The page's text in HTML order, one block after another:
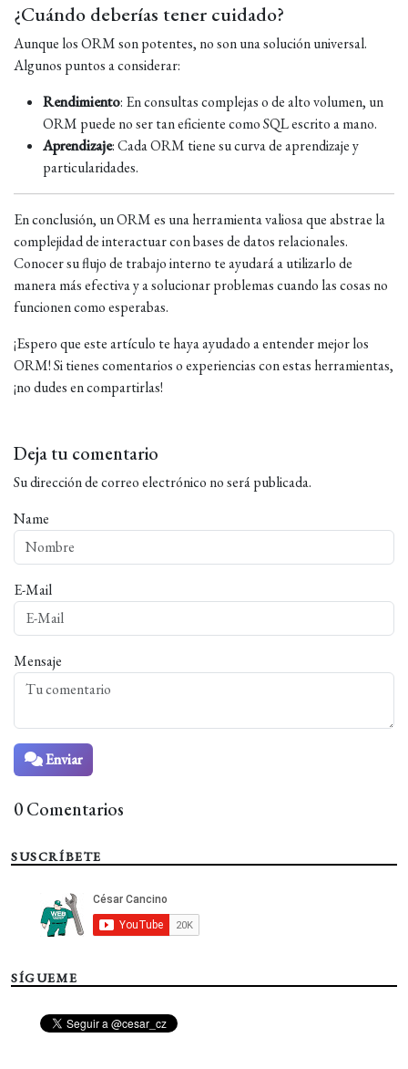
¿Cuándo deberías tener cuidado?
Aunque los ORM son potentes, no son una solución universal.
Algunos puntos a considerar:
Rendimiento: En consultas complejas o de alto volumen, un
ORM puede no ser tan eficiente como SQL escrito a mano.
Aprendizaje: Cada ORM tiene su curva de aprendizaje y
particularidades.
En conclusión, un ORM es una herramienta valiosa que abstrae la
complejidad de interactuar con bases de datos relacionales.
Conocer su flujo de trabajo interno te ayudará a utilizarlo de
manera más efectiva y a solucionar problemas cuando las cosas no
funcionen como esperabas.
¡Espero que este artículo te haya ayudado a entender mejor los
ORM! Si tienes comentarios o experiencias con estas herramientas,
¡no dudes en compartirlas!
Deja tu comentario
Su dirección de correo electrónico no será publicada.
Name
E-Mail
Mensaje
Enviar
0 Comentarios
SUSCRÍBETE
SÍGUEME